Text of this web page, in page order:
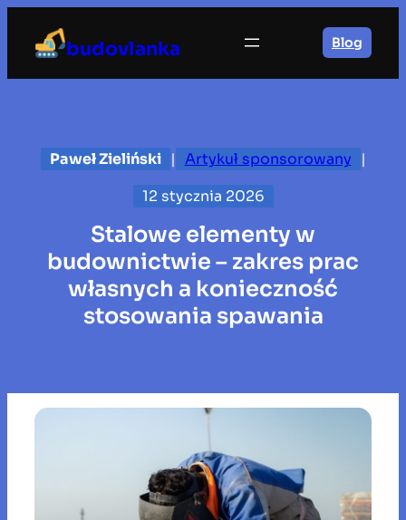
treści
budovlanka Blog
Paweł Zieliński | Artykuł sponsorowany
|
12 stycznia 2026
Stalowe elementy w
budownictwie – zakres prac
własnych a konieczność
stosowania spawania